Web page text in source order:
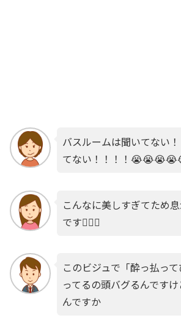
バスルームは聞いてない
てない！！！！
こんなに美しすぎてため
です🤦🏻‍♀️
このビジュで「酔っ払っ
ってるの頭バグるんです
んですか